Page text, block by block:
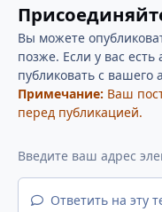
Вы можете
позже. Если у вас есть
публиковать с вашего
Примечание: Ваш
перед публикацией.
Ответить на эту